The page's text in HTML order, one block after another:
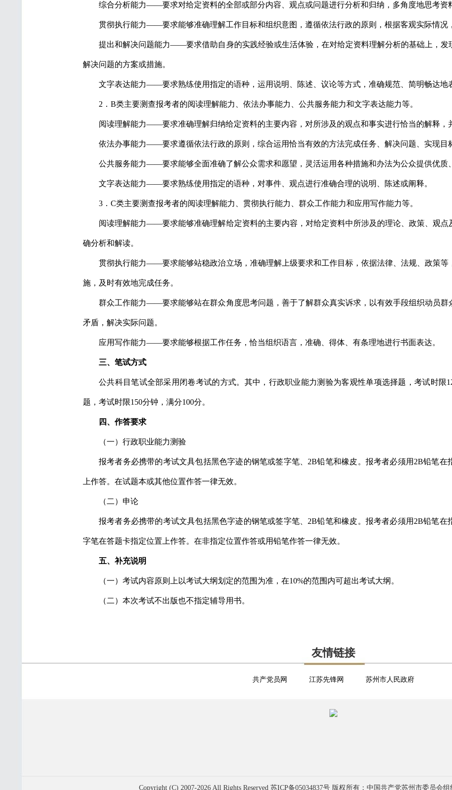
综合分析能力——要求对给定资料的全部或部分内容、观点或问题进行分析和归纳，多角度地思考资
贯彻执行能力——要求能够准确理解工作目标和组织意图，遵循依法行政的原则，根据客观实际情况
提出和解决问题能力——要求借助自身的实践经验或生活体验，在对给定资料理解分析的基础上，发
解决问题的方案或措施。
文字表达能力——要求熟练使用指定的语种，运用说明、陈述、议论等方式，准确规范、简明畅达地
2．B类主要测查报考者的阅读理解能力、依法办事能力、公共服务能力和文字表达能力等。
阅读理解能力——要求准确理解归纳给定资料的主要内容，对所涉及的观点和事实进行恰当的解释，
依法办事能力——要求遵循依法行政的原则，综合运用恰当有效的方法完成任务、解决问题、实现目
公共服务能力——要求能够全面准确了解公众需求和愿望，灵活运用各种措施和办法为公众提供优质
文字表达能力——要求熟练使用指定的语种，对事件、观点进行准确合理的说明、陈述或阐释。
3．C类主要测查报考者的阅读理解能力、贯彻执行能力、群众工作能力和应用写作能力等。
阅读理解能力——要求能够准确理解给定资料的主要内容，对给定资料中所涉及的理论、政策、观点
确分析和解读。
贯彻执行能力——要求能够站稳政治立场，准确理解上级要求和工作目标，依据法律、法规、政策等
施，及时有效地完成任务。
群众工作能力——要求能够站在群众角度思考问题，善于了解群众真实诉求，以有效手段组织动员群
矛盾，解决实际问题。
应用写作能力——要求能够根据工作任务，恰当组织语言，准确、得体、有条理地进行书面表达。
三、笔试方式
公共科目笔试全部采用闭卷考试的方式。其中，行政职业能力测验为客观性单项选择题，考试时限
题，考试时限150分钟，满分100分。
四、作答要求
（一）行政职业能力测验
报考者务必携带的考试文具包括黑色字迹的钢笔或签字笔、2B铅笔和橡皮。报考者必须用2B铅笔
上作答。在试题本或其他位置作答一律无效。
（二）申论
报考者务必携带的考试文具包括黑色字迹的钢笔或签字笔、2B铅笔和橡皮。报考者必须用2B铅笔
字笔在答题卡指定位置上作答。在非指定位置作答或用铅笔作答一律无效。
五、补充说明
（一）考试内容原则上以考试大纲划定的范围为准，在10%的范围内可超出考试大纲。
（二）本次考试不出版也不指定辅导用书。
友情链接
共产党员网 江苏先锋网 苏州市人民政府
Copyright (C) 2007-2026 All Rights Reserved 苏ICP备05034837号版权所有：中国共产党苏州市委员会组